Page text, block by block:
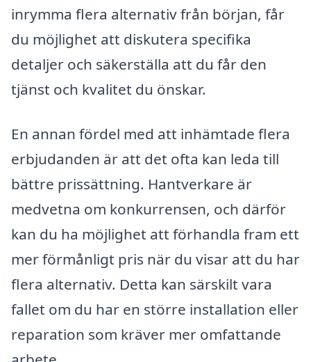
inrymma flera alternativ från början, får
du möjlighet att diskutera specifika
detaljer och säkerställa att du får den
tjänst och kvalitet du önskar.
En annan fördel med att inhämtade flera
erbjudanden är att det ofta kan leda till
bättre prissättning. Hantverkare är
medvetna om konkurrensen, och därför
kan du ha möjlighet att förhandla fram ett
mer förmånligt pris när du visar att du har
flera alternativ. Detta kan särskilt vara
fallet om du har en större installation eller
reparation som kräver mer omfattande